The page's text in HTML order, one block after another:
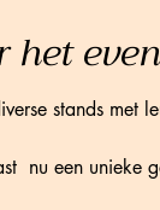
het
stands met
nu een unieke